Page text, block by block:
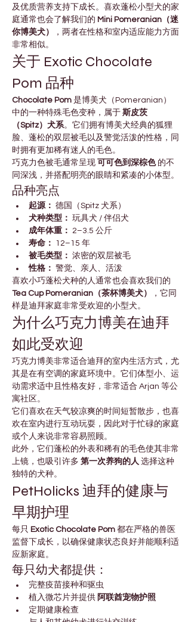
及优质营养支持下成长。喜欢蓬松小型犬的家
庭通常也会了解我们的 Mini Pomeranian（迷
你博美犬）
，两者在性格和室内适应能力方面
非常相似。
关于 Exotic Chocolate
Pom 品种
Chocolate Pom 是博美犬（Pomeranian）
中的一种特殊毛色变种，属于 斯皮茨
（Spitz）犬系。它们拥有博美犬经典的狐狸
脸、蓬松的双层被毛以及警觉活泼的性格，同
时拥有更加稀有迷人的毛色。
巧克力色被毛通常呈现 可可色到深棕色 的不
同深浅，并搭配明亮的眼睛和紧凑的小体型。
品种亮点
起源： 德国（Spitz 犬系）
犬种类型： 玩具犬 / 伴侣犬
成年体重：
2–3.5 公斤
寿命：
12–15 年
被毛类型： 浓密的双层被毛
性格： 警觉、亲人、活泼
喜欢小巧蓬松犬种的人通常也会喜欢我们的
Tea Cup Pomeranian（茶杯博美犬）
，它同
样是迪拜家庭非常受欢迎的小型犬。
为什么巧克力博美在迪拜
如此受欢迎
巧克力博美非常适合迪拜的室内生活方式，尤
其是在有空调的家庭环境中。它们体型小、运
动需求适中且性格友好，非常适合 Arjan 等公
寓社区。
它们喜欢在天气较凉爽的时间短暂散步，也喜
欢在室内进行互动玩耍，因此对于忙碌的家庭
或个人来说非常容易照顾。
此外，它们蓬松的外表和稀有的毛色使其非常
上镜，也吸引许多 第一次养狗的人 选择这种
独特的犬种。
PetHolicks 迪拜的健康与
早期护理
每只 Exotic Chocolate Pom 都在严格的兽医
监督下成长，以确保健康状态良好并能顺利适
应新家庭。
每只幼犬都提供：
完整疫苗接种和驱虫
植入微芯片并提供 阿联酋宠物护照
定期健康检查